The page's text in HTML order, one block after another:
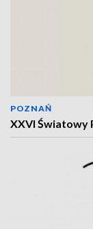
POZNAŃ
XXVI Światowy